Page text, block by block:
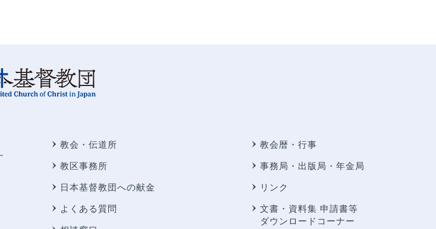
教会・伝道所
教区事務所
日本基督教団への献金
よくある質問
教会暦・行事
事務局・出版局・年金局
リンク
文書・資料集 申請書等
ダウンロードコーナー